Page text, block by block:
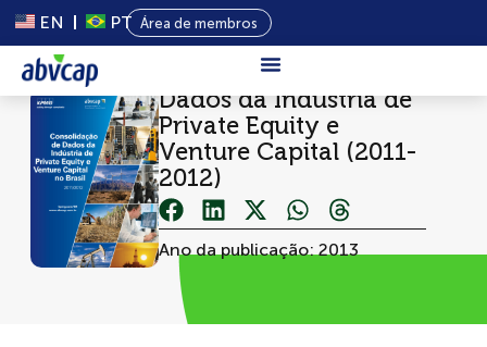
EN PT Área de membros
Sobre Nós
Capital
Programas
Dados da Indústria de
Private Equity e
Venture Capital (2011-
2012)
Ano da publicação: 2013